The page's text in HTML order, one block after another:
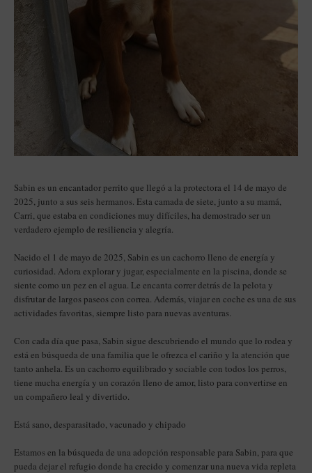
Sabin es un encantador perrito que llegó a la protectora el 14 de mayo de
2025, junto a sus seis hermanos. Esta camada de siete, junto a su mamá,
Carri, que estaba en condiciones muy difíciles, ha demostrado ser un
verdadero ejemplo de resiliencia y alegría.
Nacido el 1 de mayo de 2025, Sabin es un cachorro lleno de energía y
curiosidad. Adora explorar y jugar, especialmente en la piscina, donde se
siente como un pez en el agua. Le encanta correr detrás de la pelota y
disfrutar de largos paseos con correa. Además, viajar en coche es una de sus
actividades favoritas, siempre listo para nuevas aventuras.
Con cada día que pasa, Sabin sigue descubriendo el mundo que lo rodea y
está en búsqueda de una familia que le ofrezca el cariño y la atención que
tanto anhela. Es un cachorro equilibrado y sociable con todos los perros,
tiene mucha energía y un corazón lleno de amor, listo para convertirse en
un compañero leal y divertido.
Está sano, desparasitado, vacunado y chipado
Estamos en la búsqueda de una adopción responsable para Sabin, para que
pueda dejar el refugio donde ha crecido y comenzar una nueva vida repleta